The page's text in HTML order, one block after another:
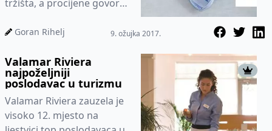
tržišta, a procijene govore
15-20 posto sezonskih
Goran Rihelj 9. ožujka 2017.
Valamar Riviera
najpoželjniji
poslodavac u turizmu
Valamar Riviera zauzela je
visoko 12. mjesto na